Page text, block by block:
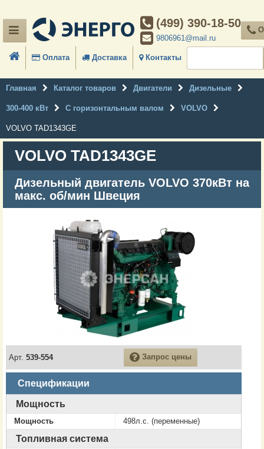
(499) 390-18-50
9806961@mail.ru
Оплата Доставка Контакты
Главная Каталог товаров Двигатели Дизельные
300-400 кВт С горизонтальным валом VOLVO
VOLVO TAD1343GE
VOLVO TAD1343GE
Дизельный двигатель VOLVO 370кВт на
макс. об/мин Швеция
Арт. 539-554 Запрос цены
Спецификации
Мощность
Мощность 498л.с. (переменные)
Топливная система